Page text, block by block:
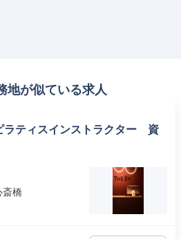
地が似ている求人
ラティスインストラクター 資
斎橋